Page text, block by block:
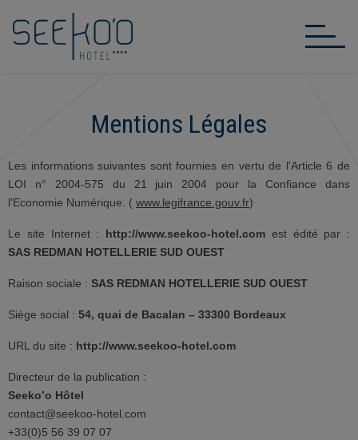
Mentions Légales
Les informations suivantes sont fournies en vertu de l'Article 6 de
LOI n° 2004-575 du 21 juin 2004 pour la Confiance dans
l'Economie Numérique. ( www.legifrance.gouv.fr)
Le site Internet : http://www.seekoo-hotel.com est édité par :
SAS REDMAN HOTELLERIE SUD OUEST
Raison sociale : SAS REDMAN HOTELLERIE SUD OUEST
Siège social : 54, quai de Bacalan – 33300 Bordeaux
URL du site : http://www.seekoo-hotel.com
Directeur de la publication :
Seeko’o Hôtel
contact@seekoo-hotel.com
+33(0)5 56 39 07 07